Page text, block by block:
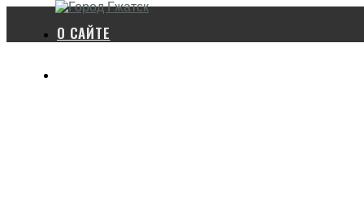
О САЙТЕ